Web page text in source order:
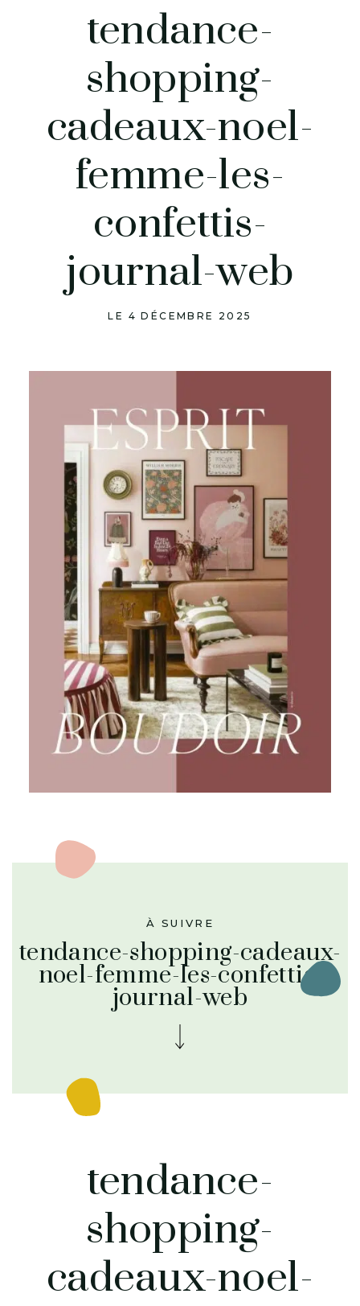
tendance-
shopping-
cadeaux-noel-
femme-les-
confettis-
journal-web
LE 4 DÉCEMBRE 2025
À SUIVRE
tendance-shopping-cadeaux-
noel-femme-les-confettis-
journal-web
tendance-
shopping-
cadeaux-noel-